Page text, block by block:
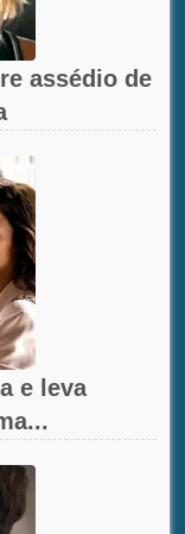
assédio de
e leva